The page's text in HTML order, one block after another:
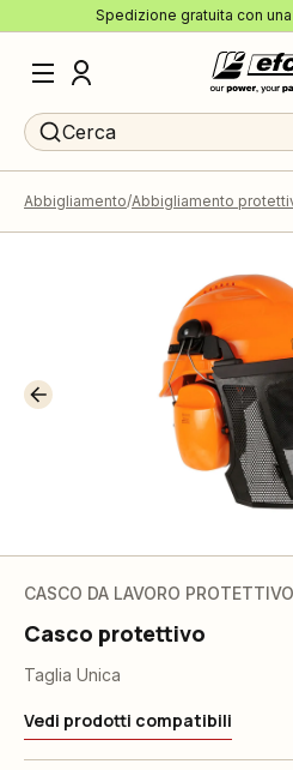
Spedizione gratuita con
Cerca
Abbigliamento Abbigliamento
CASCO DA LAVORO
Casco protettivo
Taglia Unica
Vedi prodotti compatibili